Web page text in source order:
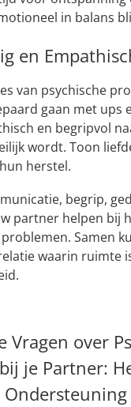
in balans
en
van psychische
gaan met ups
en begripvol
wordt. Toon
herstel.
begrip,
partner helpen bij
Samen
waarin ruimte
Vragen over
je Partner:
Ondersteuning